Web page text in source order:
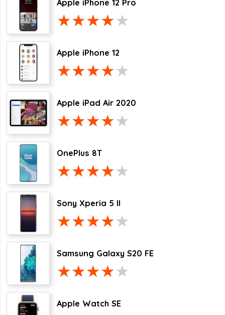
Apple iPhone 12 Pro
Apple iPhone 12
Apple iPad Air 2020
OnePlus 8T
Sony Xperia 5 II
Samsung Galaxy S20 FE
Apple Watch SE